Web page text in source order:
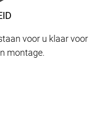
​​voor u klaar voor
montage.